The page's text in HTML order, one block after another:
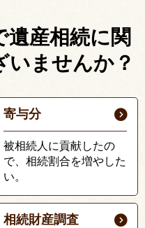
遺産相続に関
いませんか？
寄与分
被相続人に貢献したの
で、相続割合を増やした
い。
相続財産調査